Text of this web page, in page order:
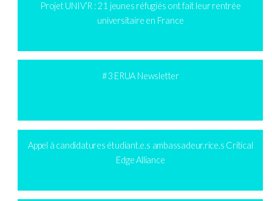
Projet UNIV’R : 21 jeunes réfugiés ont fait leur rentrée
universitaire en France
#3 ERUA Newsletter
Appel à candidatures étudiant.e.s ambassadeur.rice.s Critical
Edge Alliance